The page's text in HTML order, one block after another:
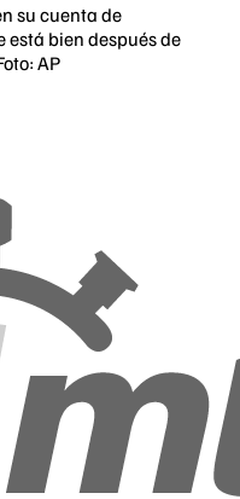
su cuenta de
bien después de
AP